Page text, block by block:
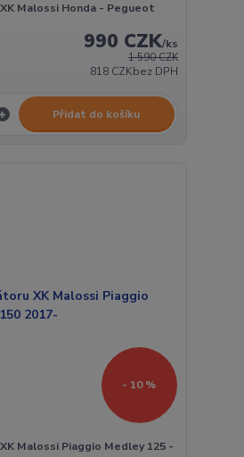
Malossi Honda - Pegueot
1 590 CZK
990 CZK/ks
818 CZKbez DPH
Přidat do košíku
- 10 %
Malossi Piaggio Medley 125 -